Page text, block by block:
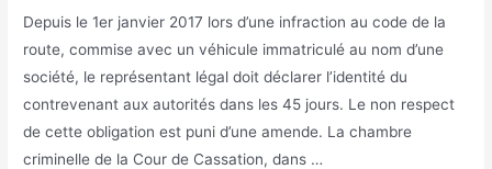
Depuis le 1er janvier 2017 lors d’une infraction au code de la
route, commise avec un véhicule immatriculé au nom d’une
société, le représentant légal doit déclarer l’identité du
contrevenant aux autorités dans les 45 jours. Le non respect
de cette obligation est puni d’une amende. La chambre
criminelle de la Cour de Cassation, dans …